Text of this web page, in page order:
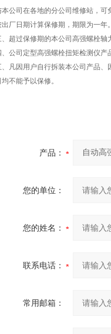
本公司在各地的分公司维修站，
出厂日期计算保修期，期限为一年
、超过保修期的本公司高强螺栓
、公司定型高强螺栓扭矩检测仪
、凡因用户自行拆装本公司产品
均不能予以保修。
产品：
您的单位：
您的姓名：
联系电话：
常用邮箱：